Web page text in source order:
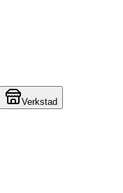
Verkstad